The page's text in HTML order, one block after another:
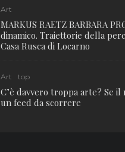
Art
MARKUS RAETZ BARBARA
dinamico. Traiettorie della
Casa Rusca di Locarno
Art top
C’è davvero troppa arte? Se il
un feed da scorrere